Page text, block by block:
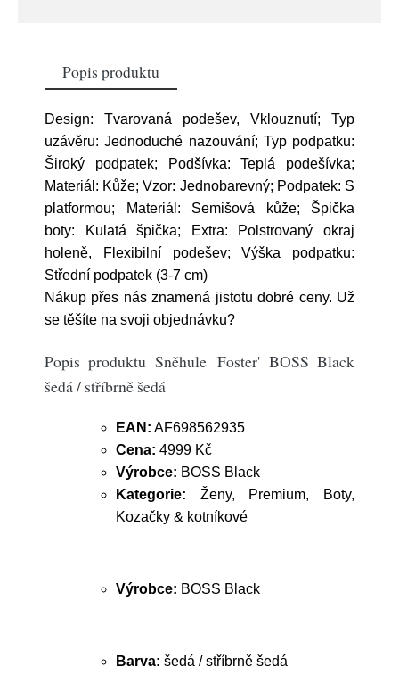
Popis produktu
Design: Tvarovaná podešev, Vklouznutí; Typ
uzávěru: Jednoduché nazouvání; Typ podpatku:
Široký podpatek; Podšívka: Teplá podešívka;
Materiál: Kůže; Vzor: Jednobarevný; Podpatek: S
platformou; Materiál: Semišová kůže; Špička
boty: Kulatá špička; Extra: Polstrovaný okraj
holeně, Flexibilní podešev; Výška podpatku:
Střední podpatek (3-7 cm)
Nákup přes nás znamená jistotu dobré ceny. Už
se těšíte na svoji objednávku?
Popis produktu Sněhule 'Foster' BOSS Black
šedá / stříbrně šedá
EAN: AF698562935
Cena: 4999 Kč
Výrobce: BOSS Black
Kategorie: Ženy, Premium, Boty,
Kozačky & kotníkové
Výrobce: BOSS Black
Barva: šedá / stříbrně šedá